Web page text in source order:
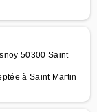
50300 Saint
à Saint Martin